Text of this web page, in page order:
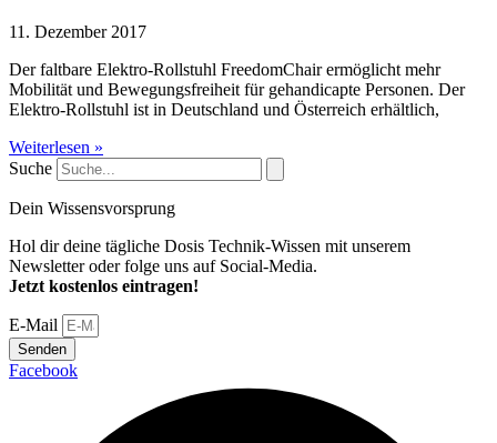
11. Dezember 2017
Der faltbare Elektro-Rollstuhl FreedomChair ermöglicht mehr
Mobilität und Bewegungsfreiheit für gehandicapte Personen. Der
Elektro-Rollstuhl ist in Deutschland und Österreich erhältlich,
Weiterlesen »
Suche
Dein Wissensvorsprung
Hol dir deine tägliche Dosis Technik-Wissen mit unserem
Newsletter oder folge uns auf Social-Media.
Jetzt kostenlos eintragen!
E-Mail
Senden
Facebook